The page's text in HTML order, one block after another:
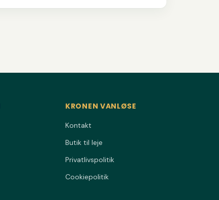
KRONEN VANLØSE
Kontakt
Butik til leje
Privatlivspolitik
Cookiepolitik